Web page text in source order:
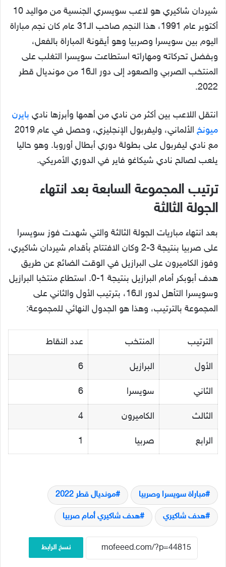
شيردان شاكيري هو لاعب سويسري الجنسية من مواليد 10
أكتوبر عام 1991، هذا النجم صاحب الـ31 عام كان نجم مباراة
اليوم بين سويسرا وصربيا وهو أيقونة المباراة بالفعل،
وبفضل تحركاته ومهاراته استطاعت سويسرا التغلب على
المنتخب الصربي والصعود إلى دور الـ16 من مونديال قطر
2022.
انتقل اللاعب بين أكثر من نادي من أهمها وأبرزها نادي بايرن
ميونخ
الألماني، وليفربول الإنجليزي، وحصل في عام 2019
مع نادي ليفربول على بطولة دوري أبطال أوروبا. وهو حاليا
يلعب لصالح نادي شيكاغو فاير في الدوري الأمريكي.
ترتيب المجموعة السابعة بعد انتهاء
الجولة الثالثة
بعد انتهاء مباريات الجولة الثالثة والتي شهدت فوز سويسرا
على صربيا بنتيجة 3-2 وكان الافتتاح بأقدام شيردان شاكيري،
وفوز الكاميرون على البرازيل في الوقت الضائع عن طريق
هدف أبوبكر أمام البرازيل بنتيجة 1-0. استطاع منتخبا البرازيل
وسويسرا التأهل لدور الـ16، بترتيب الأول والثاني على
المجموعة بالترتيب، وهذا هو الجدول النهائي للمجموعة:
الترتيب المنتخب عدد النقاط
الأول البرازيل 6
الثاني سويسرا 6
الثالث الكاميرون 4
الرابع صربيا 1
مباراة سويسرا وصربيا مونديال قطر 2022
هدف شاكيري هدف شاكيري أمام صربيا
نسخ الرابط